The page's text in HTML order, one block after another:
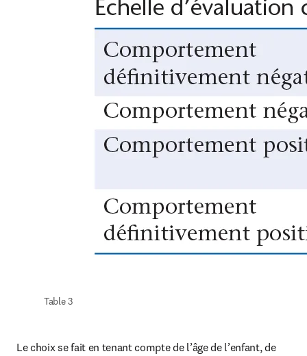
Table 3
Le choix se fait en tenant compte de l’âge de l’enfant, de